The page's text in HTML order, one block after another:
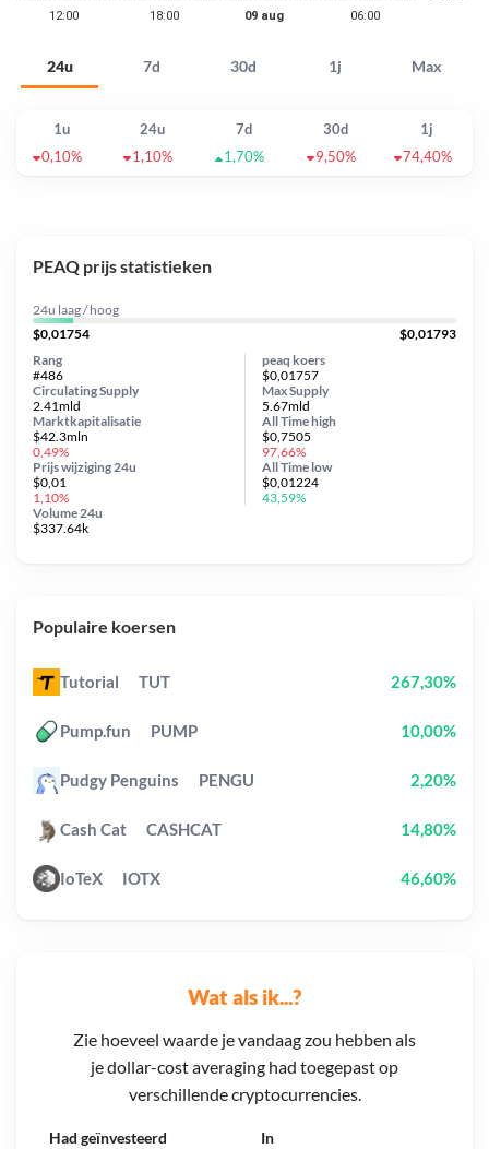
24u 7d 30d 1j Max
1u 24u 7d 30d
1j
0,10%
1,10% 1,70% 9,50% 74,40%
Wat als ik...?
Zie hoeveel waarde je vandaag zou hebben als
je dollar-cost averaging had toegepast op
verschillende cryptocurrencies.
Had geïnvesteerd In
PEAQ prijs statistieken
24u laag / hoog
$0,01754
$0,01793
peaq koers
$0,01757
Circulating Supply
2.41mld
Prijs wijziging 24u
$0,01
1,10%
Max Supply
5.67mld
Marktkapitalisatie
$42.3mln
0,49%
Volume 24u
$337.64k
Rang
#486
All Timehigh
$0,7505
97,66%
All Time low
$0,01224
43,59%
Populaire koersen
Tutorial TUT 267,30%
Pump.fun PUMP 10,00%
Pudgy Penguins PENGU 2,20%
Cash Cat CASHCAT 14,80%
IoTeX IOTX 46,60%